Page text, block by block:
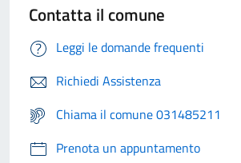
Contatta il comune
Leggi le domande frequenti
Richiedi Assistenza
Chiama il comune 031485211
Prenota un appuntamento